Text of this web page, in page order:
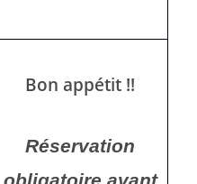
Bon appétit !!
Réservation